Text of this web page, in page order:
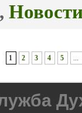
,
1 2 3 4 5 ...